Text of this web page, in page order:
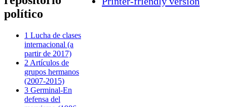
político
1 Lucha de clases
internacional (a
partir de 2017)
2 Artículos de
grupos hermanos
(2007-2015)
3 Germinal-En
defensa del